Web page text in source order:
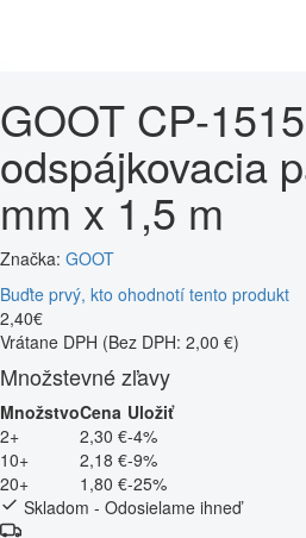
GOOT CP-1515
odspájkovacia
mm x 1,5 m
Značka: GOOT
Buďte prvý, kto ohodnotí tento produkt
2,40€
Vrátane DPH (Bez DPH: 2,00 €)
Množstevné zľavy
MnožstvoCena Uložiť
2+
2,30 €-4%
10+
2,18 €-9%
20+
1,80 €-25%
Skladom - Odosielame ihneď